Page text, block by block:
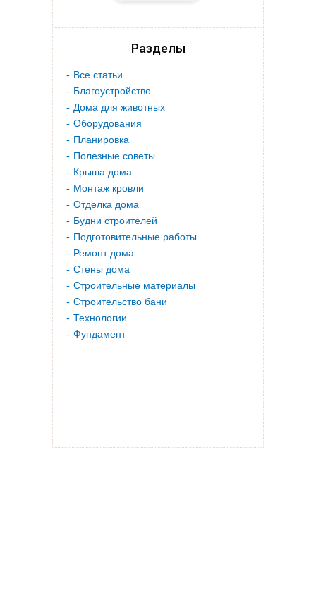
Разделы
Все статьи
Благоустройство
Дома для животных
Оборудования
Планировка
Полезные советы
Крыша дома
Монтаж кровли
Отделка дома
Будни строителей
Подготовительные работы
Ремонт дома
Стены дома
Строительные материалы
Строительство бани
Технологии
Фундамент